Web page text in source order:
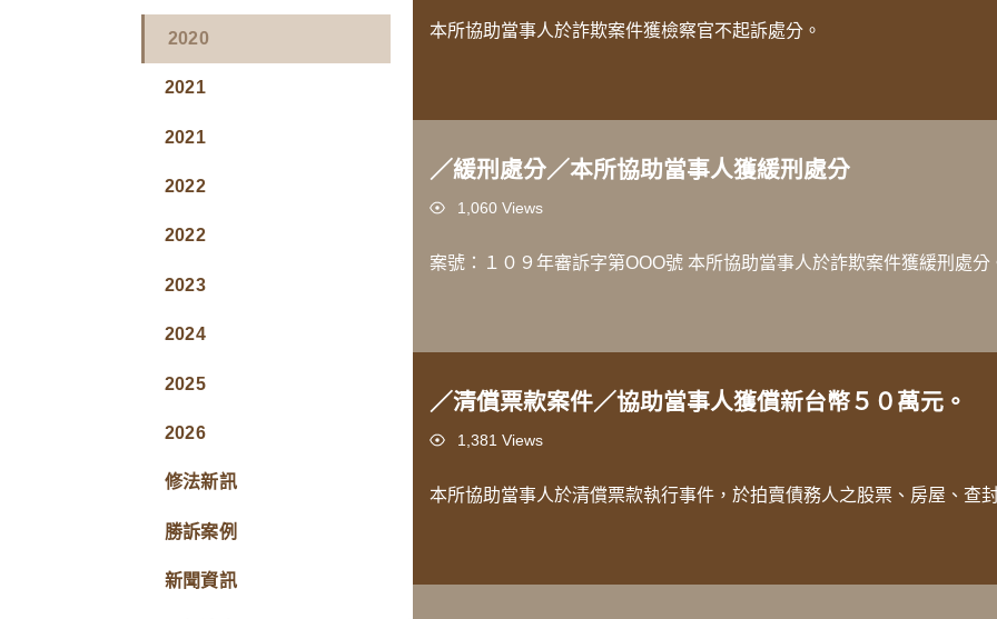
2020
2021
2021
2022
2022
2023
2024
2025
2026
修法新訊
勝訴案例
新聞資訊
本所協助當事人於詐欺案件獲檢察官不起訴處分。
／緩刑處分／本所協助當事人獲緩刑處分
Views1,060 Views
案號：１０９年審訴字第OOO號 本所協助當事人於詐欺案件獲緩刑處分
／清償票款案件／協助當事人獲償新台幣５０萬元。
Views1,381 Views
本所協助當事人於清償票款執行事件，於拍賣債務人之股票、房屋、查